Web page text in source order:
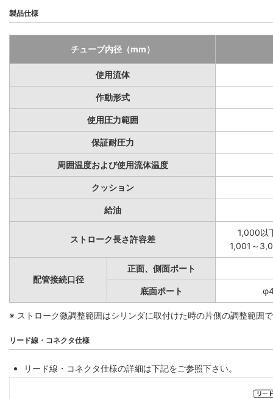
製品仕様
チューブ内径（mm）
使用流体
作動形式
使用圧力範囲
保証耐圧力
周囲温度および使用流体温度
クッション
給油
ストローク長さ許容差
1,000以
1,001～
配管接続口径
正面、側面ポート
底面ポート
※ ストローク微調整範囲はシリンダに取付けた時の片側の調整範囲
リード線・コネクタ仕様
リード線・コネクタ仕様の詳細は下記をご参照下さい。